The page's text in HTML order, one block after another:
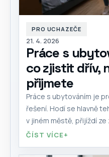
PRO UCHAZEČE
21. 4. 2026
Práce s
co zjistit dřív,
přijmete
Práce s ubytováním je
řešení. Hodí se hlavně
v jiném městě, přijíždí ze
ČÍST VÍCE+